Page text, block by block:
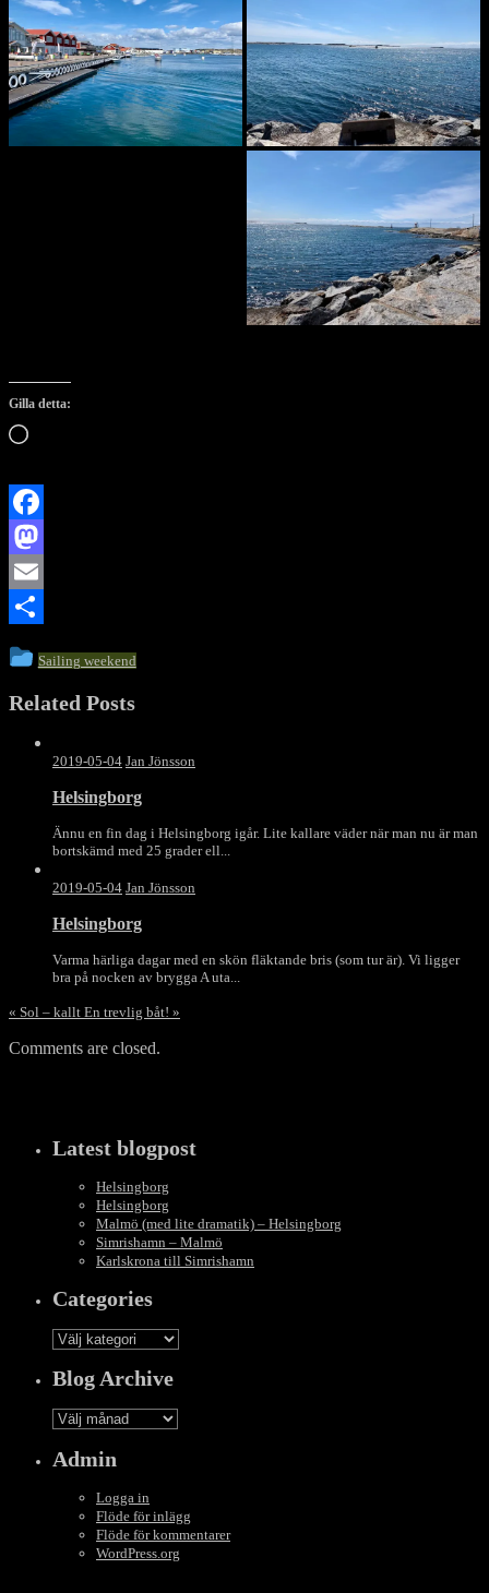
Gilla detta:
Laddar
Facebook
Mastodon
Email
This
was
posted
Sailing weekend
Related Posts
2019-05-04 Jan Jönsson
Helsingborg
Ännu en fin dag i Helsingborg igår. Lite kallare väder när man nu är man
bortskämd med 25 grader ell...
2019-05-04 Jan Jönsson
Helsingborg
Varma härliga dagar med en skön fläktande bris (som tur är). Vi ligger
bra på nocken av brygga A uta...
« Sol – kallt En trevlig båt! »
Comments are closed.
Latest blogpost
Helsingborg
Helsingborg
Malmö (med lite dramatik) – Helsingborg
Simrishamn – Malmö
Karlskrona till Simrishamn
Categories
Categories
Blog Archive
Blog
Archive
Admin
Logga in
Flöde för inlägg
Flöde för kommentarer
WordPress.org